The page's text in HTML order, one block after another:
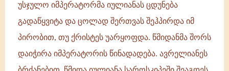
უსჯულო იმპერატორმა იულიანას ცდუნება
გადაწყვიტა და ცოლად შერთვას შეჰპირდა იმ
პირობით, თუ ქრისტეს უარყოფდა. წმიდანმა შორს
დაიჭირა იმპერატორის წინადადება. ავრელიანეს